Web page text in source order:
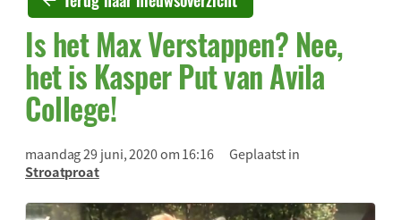
Is het Max Verstappen? Nee,
het is Kasper Put van Avila
College!
maandag 29 juni, 2020 om 16:16
Geplaatst in
Stroatproat